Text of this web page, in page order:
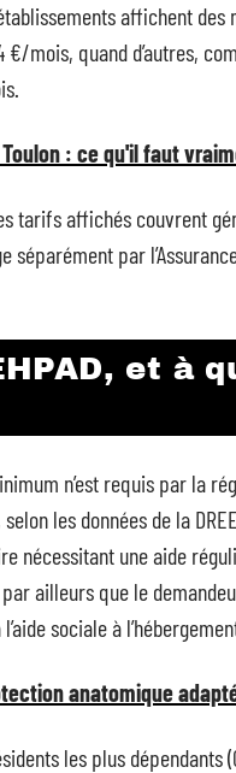
affichent
mois, quand d’autres,
Toulon : ce qu'il faut
tarifs affichés couvrent
séparément par
et à
n’est requis par la
les données de la
nécessitant une aide
ailleurs que le
sociale à
anatomique
les plus dépendants